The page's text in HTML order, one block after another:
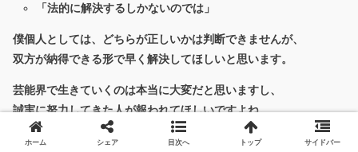
「法的に解決するしかないのでは」
僕個人としては、どちらが正しいかは判断できませんが、
双方が納得できる形で早く解決してほしいと思います。
芸能界で生きていくのは本当に大変だと思いますし、
誠実に努力してきた人が報われてほしいですよね。
スポンサードリンク
ホーム シェア 目次へ トップ サイドバー